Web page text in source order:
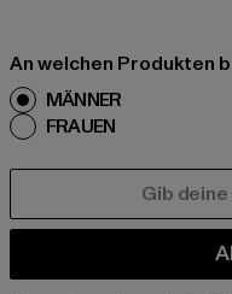
An welchen Produkten
MÄNNER
FRAUEN